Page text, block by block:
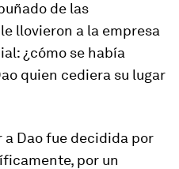
de las
llovieron a la empresa
¿cómo se había
quien cediera su lugar
a Dao fue decidida por
por un